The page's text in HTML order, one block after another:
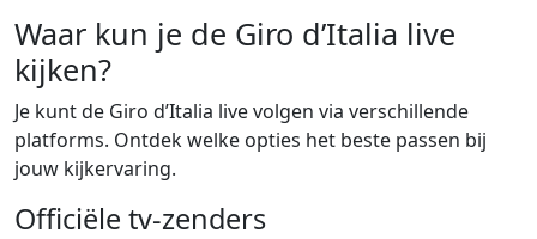
Waar kun je de Giro d’Italia live
kijken?
Je kunt de Giro d’Italia live volgen via verschillende
platforms. Ontdek welke opties het beste passen bij
jouw kijkervaring.
Officiële tv-zenders